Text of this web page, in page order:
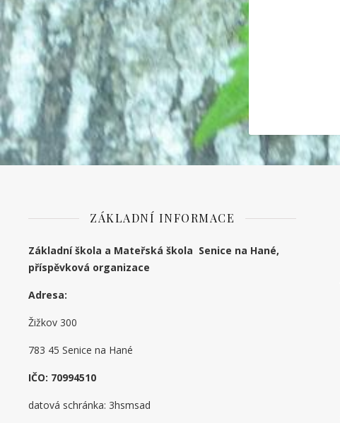
ZÁKLADNÍ INFORMACE
Základní škola a Mateřská škola Senice na Hané,
příspěvková organizace
Adresa:
Žižkov 300
783 45 Senice na Hané
IČO: 70994510
datová schránka: 3hsmsad